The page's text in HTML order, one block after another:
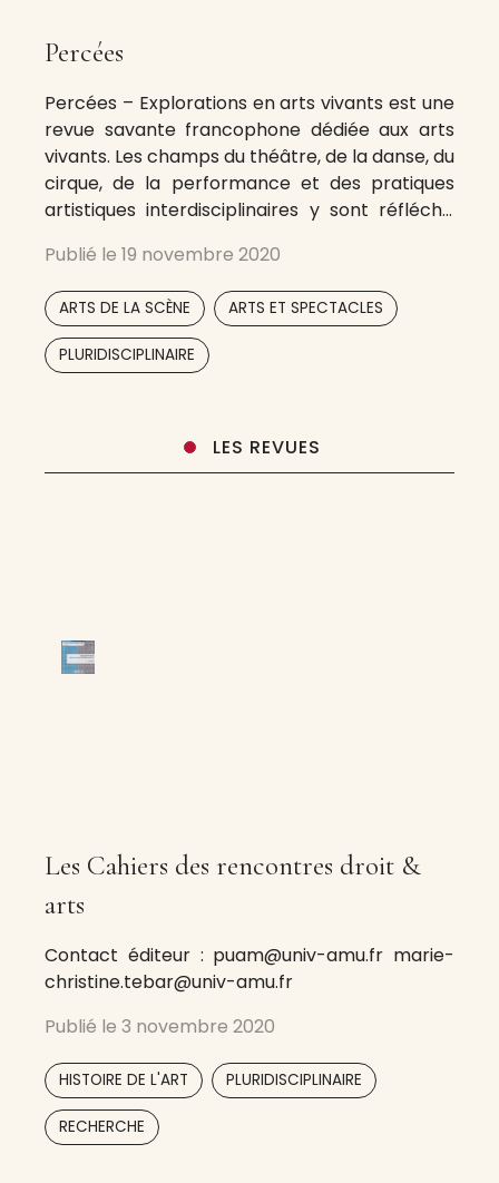
Percées
Percées – Explorations en arts vivants est une
revue savante francophone dédiée aux arts
vivants. Les champs du théâtre, de la danse, du
cirque, de la performance et des pratiques
artistiques interdisciplinaires y sont réfléchis
pluralité des approches permet la saisie
composite d’enjeux liés aux phénomènes, aux
processus, aux œuvres ou
Publié le 19 novembre 2020
ARTS DE LA SCÈNE ARTS ET SPECTACLES
PLURIDISCIPLINAIRE
LES REVUES
Les Cahiers des rencontres droit &
arts
Contact éditeur : puam@univ-amu.fr marie-
christine.tebar@univ-amu.fr
Publié le 3 novembre 2020
HISTOIRE DE L'ART PLURIDISCIPLINAIRE
RECHERCHE